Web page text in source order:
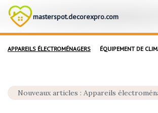
masterspot.decorexpro.com
APPAREILS ÉLECTROMÉNAGERS ÉQUIPEMENT DE
Nouveaux articles : Appareils